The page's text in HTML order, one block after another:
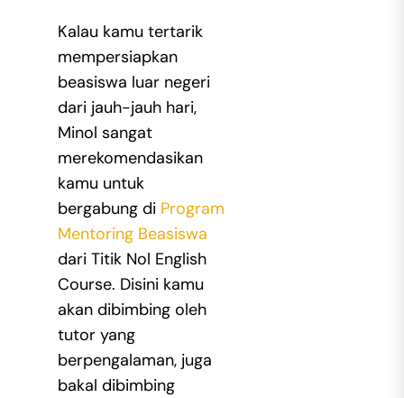
Kalau kamu tertarik
mempersiapkan
beasiswa luar negeri
dari jauh-jauh hari,
Minol sangat
merekomendasikan
kamu untuk
bergabung di Program
Mentoring Beasiswa
dari Titik Nol English
Course. Disini kamu
akan dibimbing oleh
tutor yang
berpengalaman, juga
bakal dibimbing